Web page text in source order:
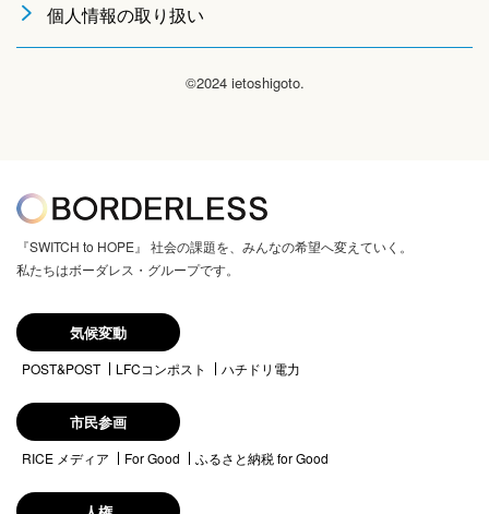
個人情報の取り扱い
©2024 ietoshigoto.
『SWITCH to HOPE』 社会の課題を、みんなの希望へ変えていく。
私たちはボーダレス・グループです。
気候変動
POST&POST LFCコンポスト ハチドリ電力
市民参画
RICE メディア For Good ふるさと納税 for Good